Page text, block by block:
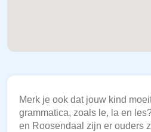
Merk je ook dat jouw kind
grammatica, zoals le, la en
en Roosendaal zijn er ouders